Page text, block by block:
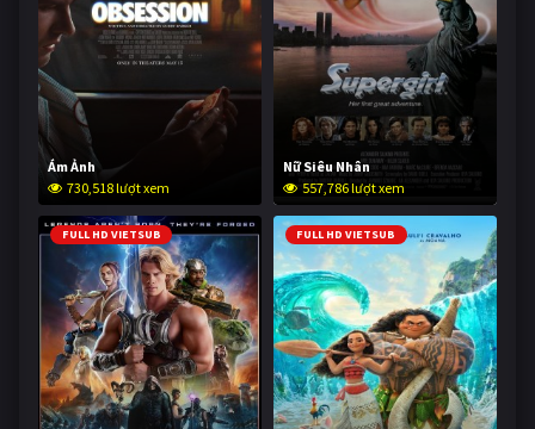
Ám Ảnh
730,518 lượt xem
Nữ Siêu Nhân
557,786 lượt xem
FULL HD VIETSUB FULL HD VIETSUB